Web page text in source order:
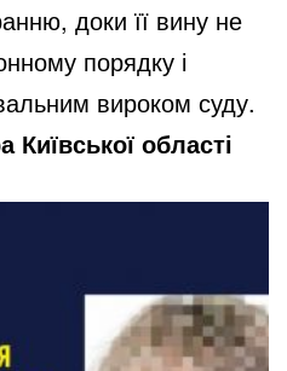
доки її вину не
порядку і
вироком суду.
Київської області